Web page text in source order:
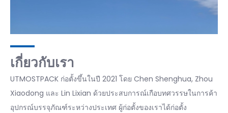
เกี่ยวกับเรา
UTMOSTPACK ก่อตั้งขึ้นในปี 2021 โดย Chen Shenghua, Zhou
Xiaodong และ Lin Lixian ด้วยประสบการณ์เกือบทศวรรษในการค้า
อุปกรณ์บรรจุภัณฑ์ระหว่างประเทศ ผู้ก่อตั้งของเราได้ก่อตั้ง